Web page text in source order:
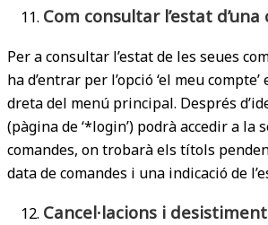
Com consultar l’estat
Per a consultar l’estat de les seues
ha d’entrar per l’opció ‘el meu
dreta del menú principal. Després
(pàgina de ‘*login’) podrà accedir a la
comandes, on trobarà els títols
data de comandes i una indicació de
Cancel·lacions i desistiment